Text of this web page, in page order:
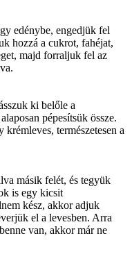
edénybe, engedjük fel
hozzá a cukrot, fahéjat,
majd forraljuk fel az
ki belőle a
pépesítsük össze.
természetesen a
másik felét, és tegyük
is egy kicsit
kész, akkor adjuk
el a levesben. Arra
van, akkor már ne